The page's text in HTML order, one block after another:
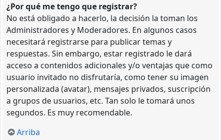
¿Por qué me tengo que registrar?
No está obligado a hacerlo, la decisión la toman los
Administradores y Moderadores. En algunos casos
necesitará registrarse para publicar temas y
respuestas. Sin embargo, estar registrado le dará
acceso a contenidos adicionales y/o ventajas que como
usuario invitado no disfrutaría, como tener su imagen
personalizada (avatar), mensajes privados, suscripción
a grupos de usuarios, etc. Tan solo le tomará unos
segundos. Es muy recomendable.
Arriba